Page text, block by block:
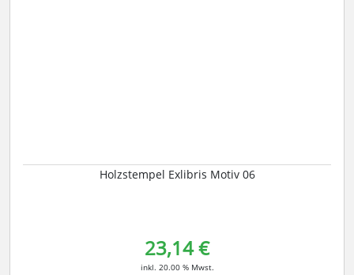
Holzstempel Exlibris Motiv 06
23,14 €
inkl. 20.00 % Mwst.